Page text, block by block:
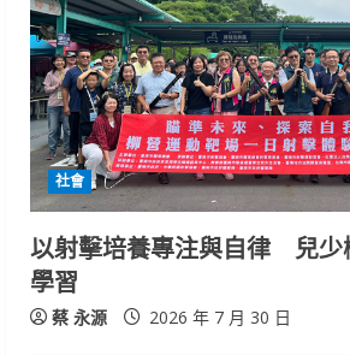
R
e
a
d
i
n
g
社會
以射擊培養專注與自律 兒少
學習
蔡 永源 2026 年 7 月 30 日